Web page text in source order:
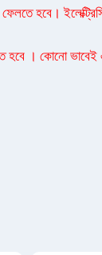
হবে।
হবে । কোনো